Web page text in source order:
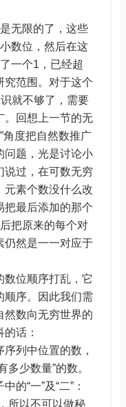
无限的了，这些
数位，然后在这
一个1，已经超
究范围。对于这个
就不够了，需要
。回想上一节的无
角度把自然数推广
问题，光是讨论小
说过，在可数无穷
元素个数没什么改
把最后添加的那个
把原来的每个对
仍然是一一对应于
数位顺序打乱，它
顺序。因此我们需
然数向无穷世界的
话：
列中位置的数，
少数量”的数。
的“一”及“二”：
所以不可以做秘